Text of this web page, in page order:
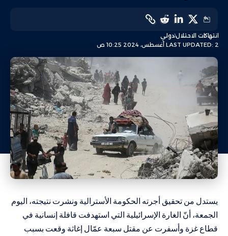
LAST UPDATED: 2 أغسطس، 2024 10:25 ص
انتهاكات الاحتلالدولي
يستدل من تحقيق أجرته الحكومة الأسترالية ونشرت نتيجته، اليوم
الجمعة، أنّ الغارة الإسرائيلية التي استهدفت قافلة إنسانية في
قطاع غزة وأسفرت عن مقتل سبعة عمّال إغاثة وقعت بسبب